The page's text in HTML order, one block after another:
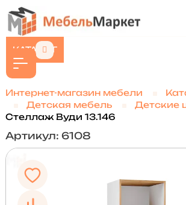
КАТАЛОГ
Интернет-магазин мебели
Детская мебель
Стеллаж Вуди 13.146
Артикул: 6108